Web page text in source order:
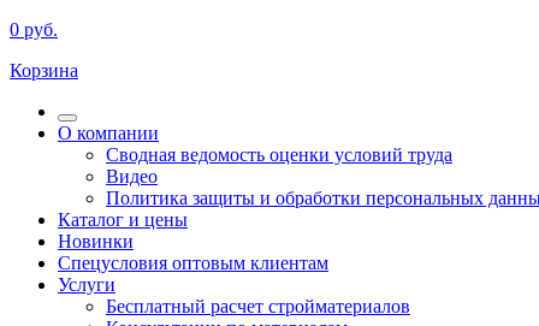
0 руб.
Корзина
О компании
Сводная ведомость оценки условий труда
Видео
Политика защиты и обработки персональных
Каталог и цены
Новинки
Спецусловия оптовым клиентам
Услуги
Бесплатный расчет стройматериалов